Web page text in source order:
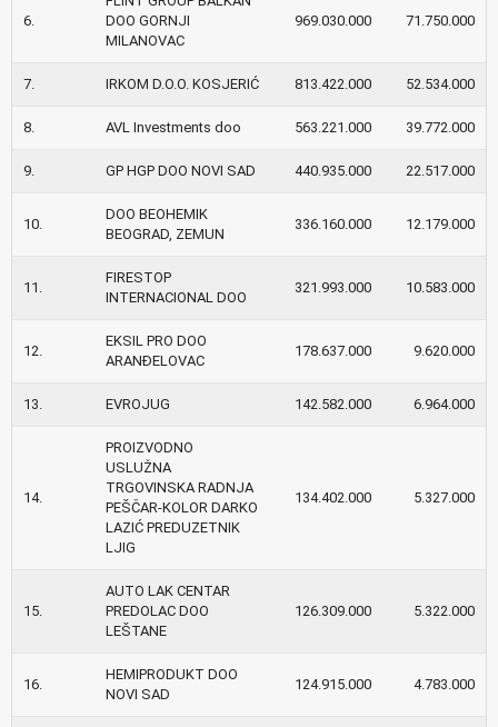
6.
DOO GORNJI
MILANOVAC
969.030.000 71.750.000
7. IRKOM D.O.O. KOSJERIĆ 813.422.000 52.534.000
8. AVL Investments doo 563.221.000 39.772.000
9. GP HGP DOO NOVI SAD 440.935.000 22.517.000
10.
DOO BEOHEMIK
BEOGRAD, ZEMUN
336.160.000 12.179.000
11.
FIRESTOP
INTERNACIONAL DOO
321.993.000 10.583.000
12.
EKSIL PRO DOO
ARANĐELOVAC
178.637.000 9.620.000
13. EVROJUG 142.582.000 6.964.000
14.
PROIZVODNO
USLUŽNA
TRGOVINSKA RADNJA
PEŠČAR-KOLOR DARKO
LAZIĆ PREDUZETNIK
LJIG
134.402.000 5.327.000
15.
AUTO LAK CENTAR
PREDOLAC DOO
LEŠTANE
126.309.000 5.322.000
16.
HEMIPRODUKT DOO
NOVI SAD
124.915.000 4.783.000